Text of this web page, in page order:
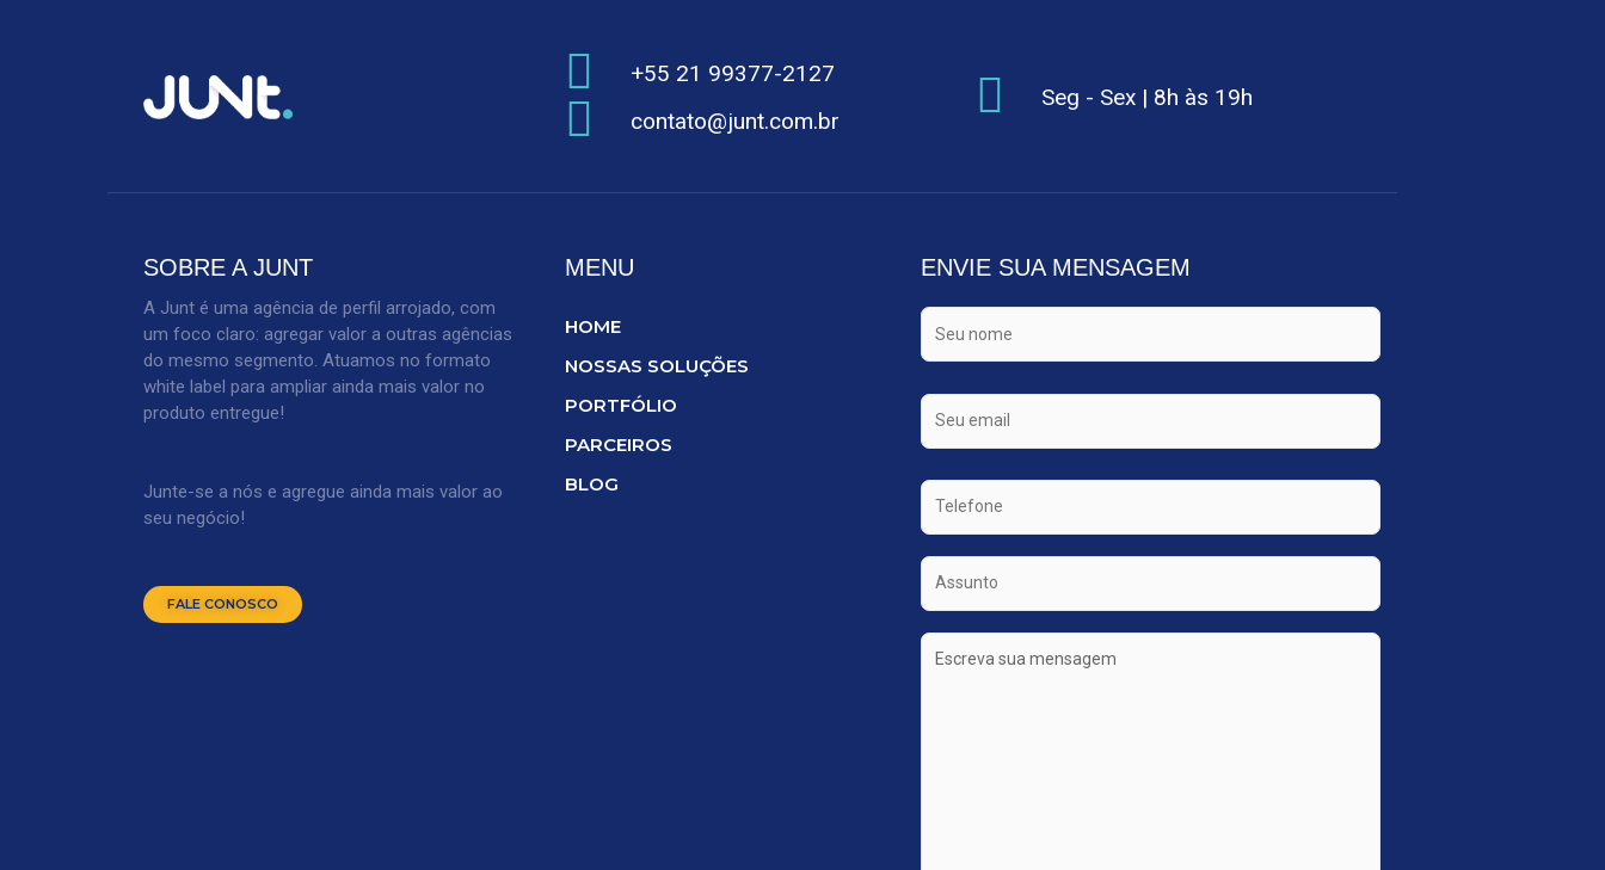
+55 21 99377-2127
contato@junt.com.br
Seg - Sex | 8h às 19h
SOBRE A JUNT
A Junt é uma agência de perfil arrojado, com
um foco claro: agregar valor a outras agências
do mesmo segmento. Atuamos no formato
white label para ampliar ainda mais valor no
produto entregue!
Junte-se a nós e agregue ainda mais valor ao
seu negócio!
FALE CONOSCO
MENU
HOME
NOSSAS SOLUÇÕES
PORTFÓLIO
PARCEIROS
BLOG
ENVIE SUA MENSAGEM